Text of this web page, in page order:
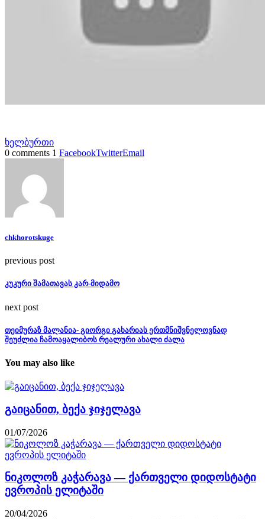
ხელბურთი
0 comments 1 FacebookTwitterEmail
chkhorotskuge
previous post
კუკური შამათავას კარ-მიდამო
next post
თეიმურაზ მალანია- გიორგი გახარიას ერთმნიშვნელოვნად
შეუძლია ჩამოაყალიბოს რეალური ახალი ძალა
You may also like
გაიცანით, ბექა ჯიჯელავა
01/07/2026
ნიკოლოზ კაჭარავა — ქართველი დიდოსტატი
ევროპის ელიტაში
20/04/2026